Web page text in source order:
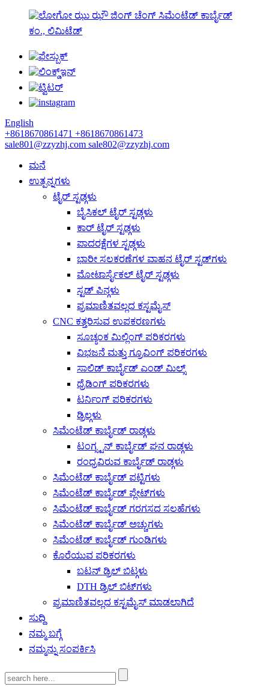
ಝು ಝೌ ಜಿಂಗ್ ಚೆಂಗ್ ಸಿಮೆಂಟೆಡ್ ಕಾರ್ಬೈಡ್
ಕಂ., ಲಿಮಿಟೆಡ್
English
+8618670861471 +8618670861473
sale801@zzyzhj.com sale802@zzyzhj.com
ಮನೆ
ಉತ್ಪನ್ನಗಳು
ಟೈರ್ ಸ್ಟಡ್ಗಳು
ಬೈಸಿಕಲ್ ಟೈರ್ ಸ್ಟಡ್ಗಳು
ಕಾರ್ ಟೈರ್ ಸ್ಟಡ್ಗಳು
ಪಾದರಕ್ಷೆಗಳ ಸ್ಟಡ್ಗಳು
ಭಾರೀ ಸಲಕರಣೆಗಳ ವಾಹನ ಟೈರ್ ಸ್ಟಡ್‌ಗಳು
ಮೋಟಾರ್ಸೈಕಲ್ ಟೈರ್ ಸ್ಟಡ್ಗಳು
ಸ್ಟಡ್ ಪಿನ್ಗಳು
ಪ್ರಮಾಣಿತವಲ್ಲದ ಕಸ್ಟಮೈಸ್
CNC ಕತ್ತರಿಸುವ ಉಪಕರಣಗಳು
ಸೂಚ್ಯಂಕ ಮಿಲ್ಲಿಂಗ್ ಪರಿಕರಗಳು
ವಿಭಜನೆ ಮತ್ತು ಗ್ರೂವಿಂಗ್ ಪರಿಕರಗಳು
ಸಾಲಿಡ್ ಕಾರ್ಬೈಡ್ ಎಂಡ್ ಮಿಲ್ಸ್
ಥ್ರೆಡಿಂಗ್ ಪರಿಕರಗಳು
ಟರ್ನಿಂಗ್ ಪರಿಕರಗಳು
ಡ್ರಿಲ್ಗಳು
ಸಿಮೆಂಟೆಡ್ ಕಾರ್ಬೈಡ್ ರಾಡ್ಗಳು
ಟಂಗ್ಸ್ಟನ್ ಕಾರ್ಬೈಡ್ ಘನ ರಾಡ್ಗಳು
ರಂಧ್ರವಿರುವ ಕಾರ್ಬೈಡ್ ರಾಡ್ಗಳು
ಸಿಮೆಂಟೆಡ್ ಕಾರ್ಬೈಡ್ ಪಟ್ಟಿಗಳು
ಸಿಮೆಂಟೆಡ್ ಕಾರ್ಬೈಡ್ ಪ್ಲೇಟ್‌ಗಳು
ಸಿಮೆಂಟೆಡ್ ಕಾರ್ಬೈಡ್ ಗರಗಸದ ಸಲಹೆಗಳು
ಸಿಮೆಂಟೆಡ್ ಕಾರ್ಬೈಡ್ ಅಚ್ಚುಗಳು
ಸಿಮೆಂಟೆಡ್ ಕಾರ್ಬೈಡ್ ಗುಂಡಿಗಳು
ಕೊರೆಯುವ ಪರಿಕರಗಳು
ಬಟನ್ ಡ್ರಿಲ್ ಬಿಟ್ಗಳು
DTH ಡ್ರಿಲ್ ಬಿಟ್‌ಗಳು
ಪ್ರಮಾಣಿತವಲ್ಲದ ಕಸ್ಟಮೈಸ್ ಮಾಡಲಾಗಿದೆ
ಸುದ್ದಿ
ನಮ್ಮ ಬಗ್ಗೆ
ನಮ್ಮನ್ನು ಸಂಪರ್ಕಿಸಿ